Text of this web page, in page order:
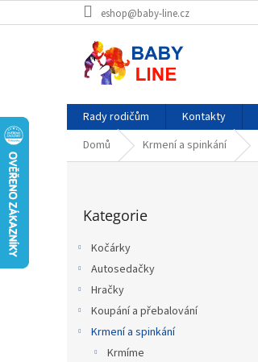
na
eshop@baby-line.cz
Rady rodičům Kontakty
Domů
Krmení a spinkání
kategorie
Kategorie
Kočárky
Autosedačky
Hračky
Koupání a přebalování
Krmení a spinkání
Krmíme